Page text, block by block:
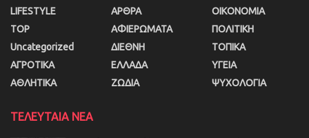
LIFESTYLE
TOP
Uncategorized
ΑΓΡΟΤΙΚΑ
ΑΘΛΗΤΙΚΑ
ΑΡΘΡΑ
ΑΦΙΕΡΩΜΑΤΑ
ΔΙΕΘΝΗ
ΕΛΛΑΔΑ
ΖΩΔΙΑ
ΟΙΚΟΝΟΜΙΑ
ΠΟΛΙΤΙΚΗ
ΤΟΠΙΚΑ
ΥΓΕΙΑ
ΨΥΧΟΛΟΓΙΑ
ΤΕΛΕΥΤΑΙΑ ΝΕΑ